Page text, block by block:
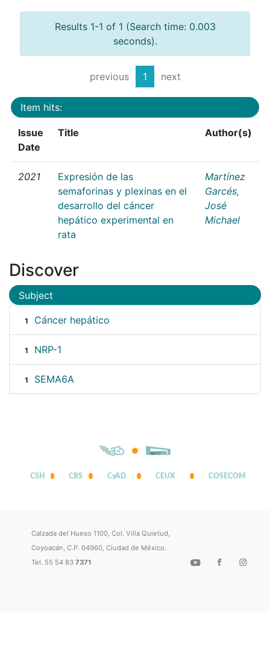
Results 1-1 of 1 (Search time: 0.003
seconds).
previous 1 next
Item hits:
Issue
Date
Title Author(s)
2021
Expresión de las
semaforinas y plexinas en el
desarrollo del cáncer
hepático experimental en
rata
Martínez
Garcés,
José
Michael
Discover
Subject
1 Cáncer hepático
1 NRP-1
1 SEMA6A
CSH CBS CyAD CEUX COSECOM
Calzada del Hueso 1100, Col. Villa Quietud,
Coyoacán, C.P. 04960, Ciudad de México.
Tel. 55 54 837371